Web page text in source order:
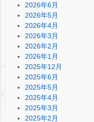
2026年6月
2026年5月
2026年4月
2026年3月
2026年2月
2026年1月
2025年12月
2025年6月
2025年5月
2025年4月
2025年3月
2025年2月